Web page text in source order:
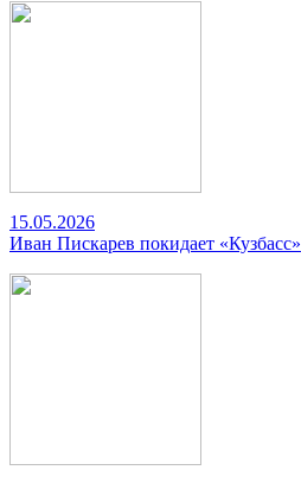
15.05.2026
Иван Пискарев покидает «Кузбасс»